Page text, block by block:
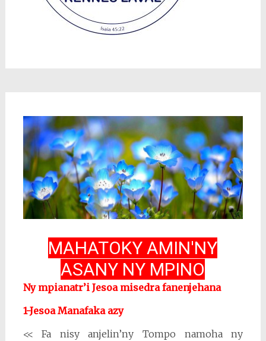
MAHATOKY AMIN'NY
ASANY NY MPINO
Ny mpianatr’i Jesoa misedra fanenjehana
1-Jesoa Manafaka azy
<< Fa nisy anjelin’ny Tompo namoha ny